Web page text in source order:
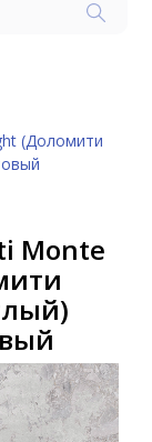
(Доломити
Monte